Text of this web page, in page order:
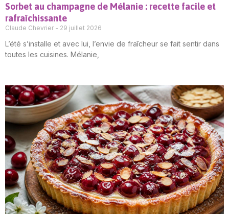
Sorbet au champagne de Mélanie : recette facile et
rafraîchissante
Claude Chevrier 29 juillet 2026
L’été s’installe et avec lui, l’envie de fraîcheur se fait sentir dans
toutes les cuisines. Mélanie,